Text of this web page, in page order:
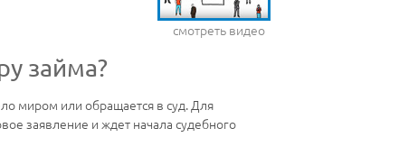
смотреть видео
займа?
миром или обращается в суд. Для
заявление и ждет начала судебного